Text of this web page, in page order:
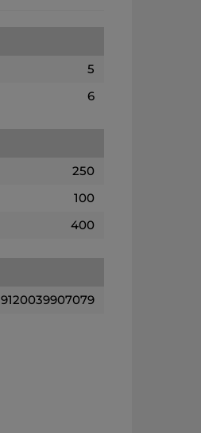
5
6
250
100
400
9120039907079